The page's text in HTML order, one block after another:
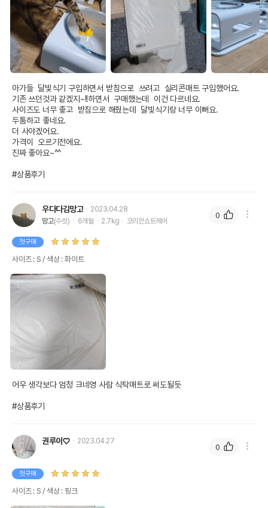
아가들  달빛식기 구입하면서 받침으로  쓰려고  실리콘매트 구입했어요.
기존 쓰던것과 같겠지~!!하면서  구매했는데  이건 다르네요.
사이즈도 너무 좋고  받침으로 해줬는데  달빛식기랑 너무 이뻐요.
두툼하고 좋네요.
더 사야겠어요.
가격이  오르기전에요.
진짜 좋아요~^^
#상품후기
우다다김망고
2023.04.28
망고(수컷) 6개월 2.7kg 코리안쇼트헤어
첫구매
사이즈 : S / 색상 : 화이트
어우 생각보다 엄청 크네영 사람 식탁매트로 써도될듯
#상품후기
0
권루이♡ 2023.04.27
첫구매
사이즈 : S / 색상 : 핑크
0